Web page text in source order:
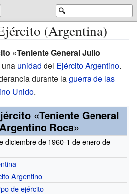
🔍
(Argentina)
«Teniente General Julio
una unidad del Ejército Argentino.
durante laguerra de las
Unido.
«Teniente General
Roca»
diciembre de 1960-1 de enero de
Argentino
de ejército